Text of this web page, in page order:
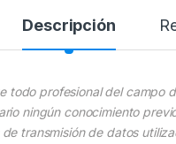
Descripción
todo profesional del campo
ningún conocimiento
transmisión de datos